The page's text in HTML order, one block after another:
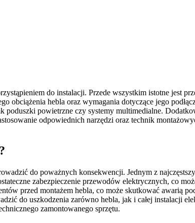
do instalacji. Przede wszystkim istotne jest
obciążenia hebla oraz wymagania dotyczące jego
powietrzne czy systemy multimedialne.
odpowiednich narzędzi oraz technik
do poważnych konsekwencji. Jednym z
zabezpieczenie przewodów elektrycznych, co
przed montażem hebla, co może skutkować awarią
do uszkodzenia zarówno hebla, jak i całej instalacji
zamontowanego sprzętu.